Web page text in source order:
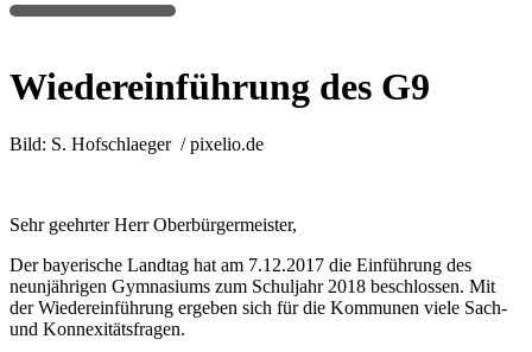
Wiedereinführung des G9
Bild: S. Hofschlaeger / pixelio.de
Sehr geehrter Herr Oberbürgermeister,
Der bayerische Landtag hat am 7.12.2017 die Einführung des
neunjährigen Gymnasiums zum Schuljahr 2018 beschlossen. Mit
der Wiedereinführung ergeben sich für die Kommunen viele Sach-
und Konnexitätsfragen.